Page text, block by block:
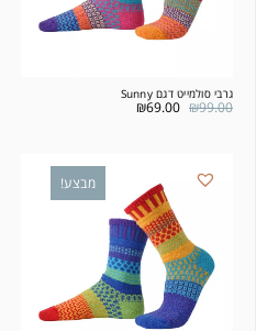
גרבי סולמייט דגם Sunny
₪99.00
₪69.00
מבצע!